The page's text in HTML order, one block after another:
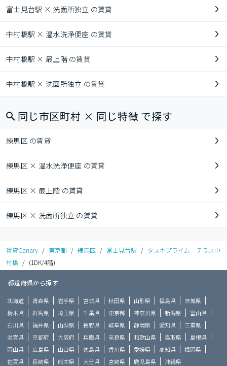
富士見台駅 × 洗面所独立 の賃貸
中村橋駅 × 温水洗浄便座 の賃貸
中村橋駅 × 最上階 の賃貸
中村橋駅 × 洗面所独立 の賃貸
同じ市区町村 × 同じ特徴 で探す
練馬区 の賃貸
練馬区 × 温水洗浄便座 の賃貸
練馬区 × 最上階 の賃貸
練馬区 × 洗面所独立 の賃貸
賃貸Canary / 東京都 / 練馬区 / 富士見台駅 / タスキプライム テラス中
村橋 / (1DK/4階)
都道府県から探す
北海道 青森県 岩手県 宮城県 秋田県 山形県 福島県
茨城県
栃木県
群馬県 埼玉県 千葉県 東京都 神奈川県 新潟県
富山県
石川県
福井県 山梨県 長野県 岐阜県 静岡県 愛知県
三重県
滋賀県
京都府 大阪府 兵庫県 奈良県 和歌山県 鳥取県
島根県
岡山県
広島県 山口県 徳島県 香川県 愛媛県 高知県
福岡県
佐賀県
長崎県 熊本県 大分県 宮崎県 鹿児島県 沖縄県